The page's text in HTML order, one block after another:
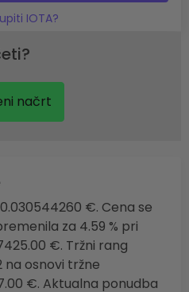
IOTA?
načrt
€. Cena se
za 4.59 % pri
€. Tržni rang
na osnovi tržne
€. Aktualna ponudba